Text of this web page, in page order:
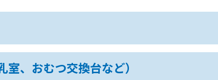
、おむつ交換台など）